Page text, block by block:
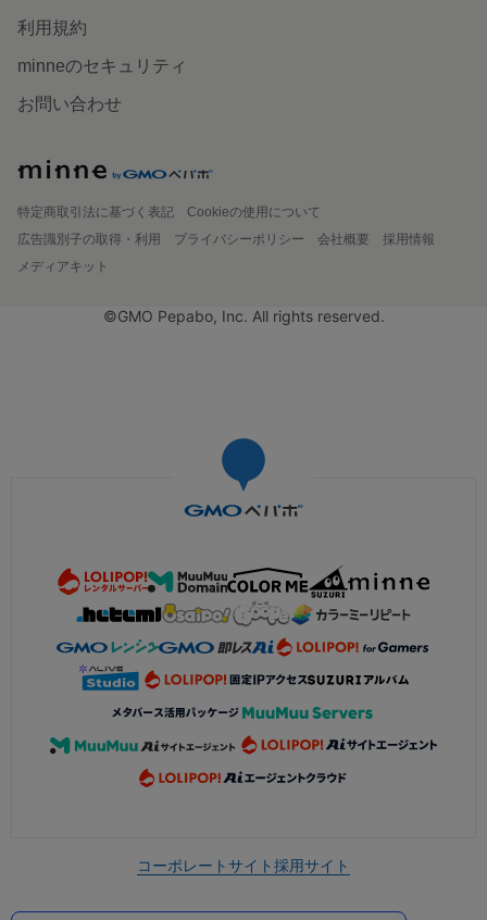
利用規約
minneのセキュリティ
お問い合わせ
特定商取引法に基づく表記
Cookieの使用について
広告識別子の取得・利用
プライバシーポリシー 会社概要
採用情報
メディアキット
©GMO Pepabo, Inc. All rights reserved.
コーポレートサイト採用サイト